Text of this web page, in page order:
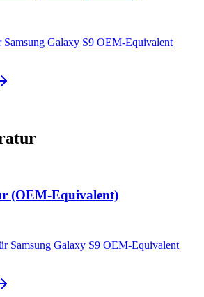
Samsung Galaxy S9 OEM-Equivalent
(OEM-Equivalent)
Samsung Galaxy S9 OEM-Equivalent